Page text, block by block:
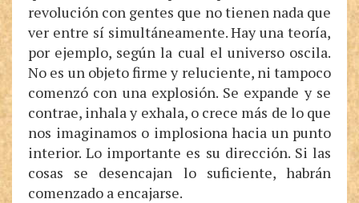
revolución con gentes que no tienen nada que
ver entre sí simultáneamente. Hay una teoría,
por ejemplo, según la cual el universo oscila.
No es un objeto firme y reluciente, ni tampoco
comenzó con una explosión. Se expande y se
contrae, inhala y exhala, o crece más de lo que
nos imaginamos o implosiona hacia un punto
interior. Lo importante es su dirección. Si las
cosas se desencajan lo suficiente, habrán
comenzado a encajarse.